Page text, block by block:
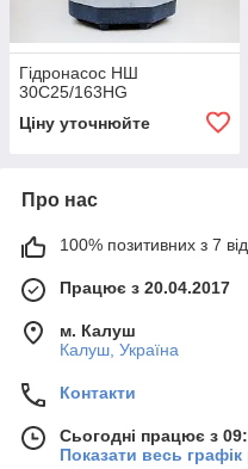
Гідронасос НШ
30C25/163HG
Ціну уточнюйте
Про нас
100% позитивних з 7
Працює з 20.04.2017
м. Калуш
Калуш, Україна
Контакти
Сьогодні працює з
Показати весь